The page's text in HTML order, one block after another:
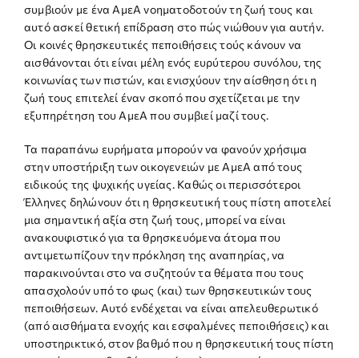
συμβιούν με ένα ΑμεΑ νοηματοδοτούν τη ζωή τους και
αυτό ασκεί θετική επίδραση στο πώς νιώθουν για αυτήν.
Οι κοινές θρησκευτικές πεποιθήσεις τούς κάνουν να
αισθάνονται ότι είναι μέλη ενός ευρύτερου συνόλου, της
κοινωνίας των πιστών, και ενισχύουν την αίσθηση ότι η
ζωή τους επιτελεί έναν σκοπό που σχετίζεται με την
εξυπηρέτηση του ΑμεΑ που συμβιεί μαζί τους.
Τα παραπάνω ευρήματα μπορούν να φανούν χρήσιμα
στην υποστήριξη των οικογενειών με ΑμεΑ από τους
ειδικούς της ψυχικής υγείας. Καθώς οι περισσότεροι
Έλληνες δηλώνουν ότι η θρησκευτική τους πίστη αποτελεί
μια σημαντική αξία στη ζωή τους, μπορεί να είναι
ανακουφιστικό για τα θρησκευόμενα άτομα που
αντιμετωπίζουν την πρόκληση της αναπηρίας, να
παρακινούνται στο να συζητούν τα θέματα που τους
απασχολούν υπό το φως (και) των θρησκευτικών τους
πεποιθήσεων. Αυτό ενδέχεται να είναι απελευθερωτικό
(από αισθήματα ενοχής και εσφαλμένες πεποιθήσεις) και
υποστηρικτικό, στον βαθμό που η θρησκευτική τους πίστη